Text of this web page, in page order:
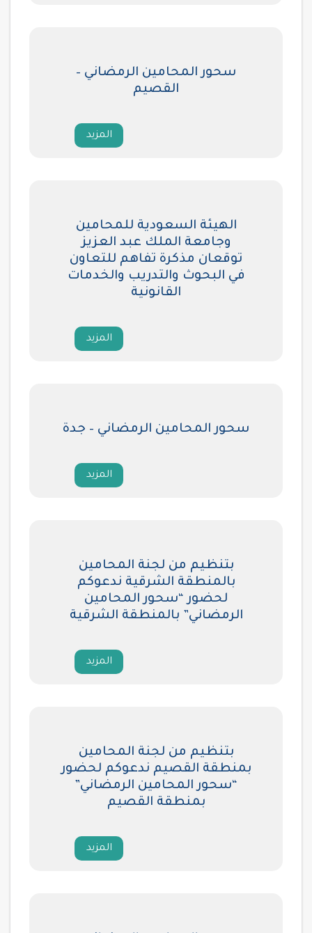
سحور المحامين الرمضاني –
القصيم
المزيد
الهيئة السعودية للمحامين
وجامعة الملك عبد العزيز
توقعان مذكرة تفاهم للتعاون
في البحوث والتدريب والخدمات
القانونية
المزيد
سحور المحامين الرمضاني – جدة
المزيد
بتنظيم من لجنة المحامين
بالمنطقة الشرقية ندعوكم
لحضور “سحور المحامين
الرمضاني” بالمنطقة الشرقية
المزيد
بتنظيم من لجنة المحامين
بمنطقة القصيم ندعوكم لحضور
“سحور المحامين الرمضاني”
بمنطقة القصيم
المزيد